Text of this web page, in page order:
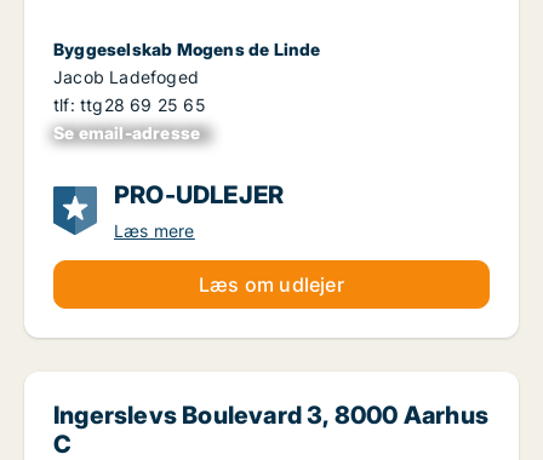
Byggeselskab Mogens de Linde
Jacob Ladefoged
tlf: ttg28 69 25 65
Se email-adresse
xxxxxxxxxxxxxxxx
PRO-UDLEJER
Læs mere
Læs om udlejer
Ingerslevs Boulevard 3, 8000 Aarhus
C